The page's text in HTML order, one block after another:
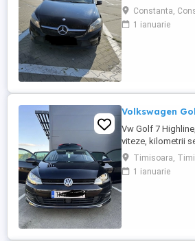
(Generația W176
compactă
un consum
Constanta,
1 ianuarie
Volkswagen
Vw Golf 7
viteze, kilometrii
carte service.
Assist, Park
tempomat,
Timisoara,
1 ianuarie